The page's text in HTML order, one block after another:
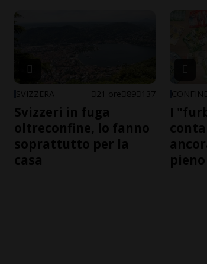
SVIZZERA 21 ore 89 137
Svizzeri in fuga
oltreconfine, lo fanno
soprattutto per la
casa
CONFINE
I